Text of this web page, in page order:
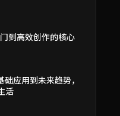
到高效创作的核心
应用到未来趋势，
活